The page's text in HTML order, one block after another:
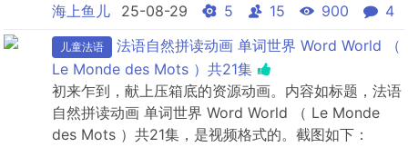
海上鱼儿 25-08-29 5 15 900 4
儿童法语
法语自然拼读动画 单词世界 Word World （
Le Monde des Mots ）共21集
初来乍到，献上压箱底的资源动画。内容如标题，法语
自然拼读动画 单词世界 Word World （ Le Monde
des Mots ）共21集，是视频格式的。截图如下：